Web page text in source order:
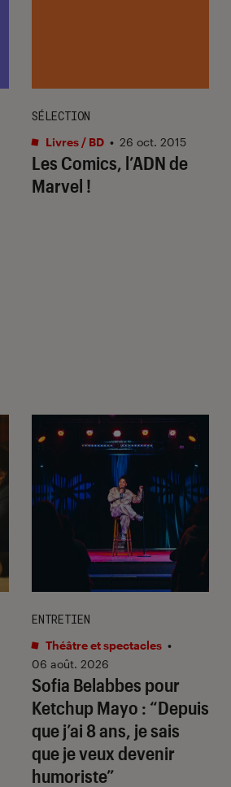
Les Comics, l’ADN de
Marvel !
SÉLECTION
Livres / BD • 26 oct. 2015
Sofia Belabbes pour
Ketchup Mayo : “Depuis
que j’ai 8 ans, je sais
que je veux devenir
humoriste”
ENTRETIEN
Théâtre et spectacles •
06 août. 2026